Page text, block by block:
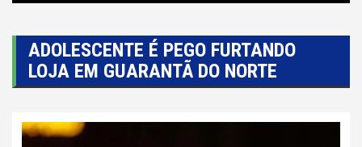
ADOLESCENTE É PEGO FURTANDO
LOJA EM GUARANTÃ DO NORTE